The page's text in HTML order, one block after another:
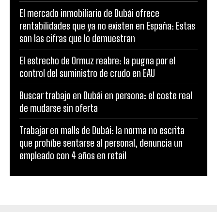
El mercado inmobiliario de Dubái ofrece
rentabilidades que ya no existen en España: Estas
son las cifras que lo demuestran
El estrecho de Ormuz reabre: la pugna por el
control del suministro de crudo en EAU
Buscar trabajo en Dubái en persona: el coste real
de mudarse sin oferta
Trabajar en malls de Dubái: la norma no escrita
que prohíbe sentarse al personal, denuncia un
empleado con 4 años en retail